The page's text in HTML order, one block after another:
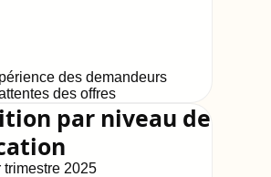
des demandeurs
des offres
par niveau de
trimestre 2025